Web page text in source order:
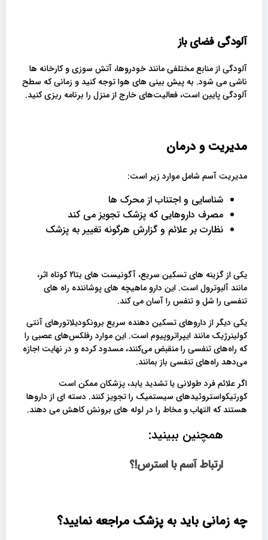
آلودگی فضای باز
آلودگی از منابع مختلفی مانند خودروها، آتش سوزی و کارخانه ها
ناشی می شود. به پیش ‌بینی‌ های هوا توجه کنید و زمانی که سطح
آلودگی پایین است، فعالیت‌های خارج از منزل را برنامه ‌ریزی کنید.
مدیریت و درمان
مدیریت آسم شامل موارد زیر است:
شناسایی و اجتناب از محرک ها
مصرف داروهایی که پزشک تجویز می کند
نظارت بر علائم و گزارش هرگونه تغییر به پزشک
یکی از گزینه های تسکین سریع، آگونیست های بتا2 کوتاه اثر،
مانند آلبوترول است. این دارو ماهیچه های پوشاننده راه های
تنفسی را شل و تنفس را آسان می کند.
یکی دیگر از داروهای تسکین دهنده سریع برونکودیلاتورهای آنتی
کولینرژیک مانند ایپراتروپیوم است. این‌ موارد رفلکس‌های عصبی را
که راه‌های تنفسی را منقبض می‌کنند، مسدود کرده و در نهایت اجازه
می‌دهد راه‌های تنفسی باز بمانند.
اگر علائم فرد طولانی یا تشدید یابد، پزشکان ممکن است
کورتیکواستروئیدهای سیستمیک را تجویز کنند. دسته ای از داروها
هستند که التهاب و مخاط را در لوله های برونش کاهش می دهند.
همچنین ببینید:
ارتباط آسم با استرس!؟
چه زمانی باید به پزشک مراجعه نمایید؟